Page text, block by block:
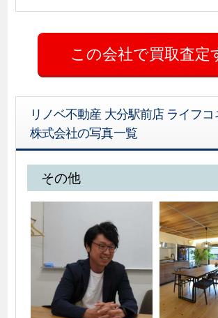
リノベ不動産 大分駅前店 ライフ
株式会社の写真一覧
その他